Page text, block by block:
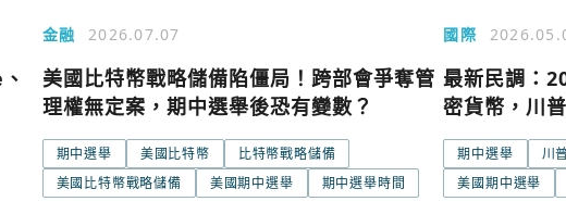
金融 2026.07.07
美國比特幣戰略儲備陷僵局！跨部會爭奪管
理權無定案，期中選舉後恐有變數？
期中選舉 美國比特幣
比特幣戰略儲備
美國比特幣戰略儲備
美國期中選舉 期中選舉時間
國際
最新民調：
密貨幣，川
期中選舉 川
美國期中選舉
使用以下帳號繼續
您已閒置5分鐘，請點擊關閉按鈕或空白處，即可回到加